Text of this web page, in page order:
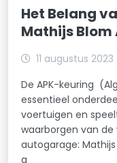
Het Belang
Mathijs Blom
11 augustus 2023
De APK-keuring
essentieel
voertuigen en
waarborgen van de
autogarage:
a